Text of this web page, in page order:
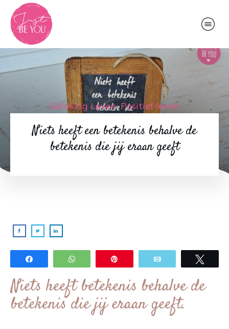
Gelukkig Leven,Positief leven
Niets heeft een betekenis behalve de
betekenis die jij eraan geeft
WhatsApp
Niets heeft betekenis behalve de
betekenis die jij eraan geeft​.